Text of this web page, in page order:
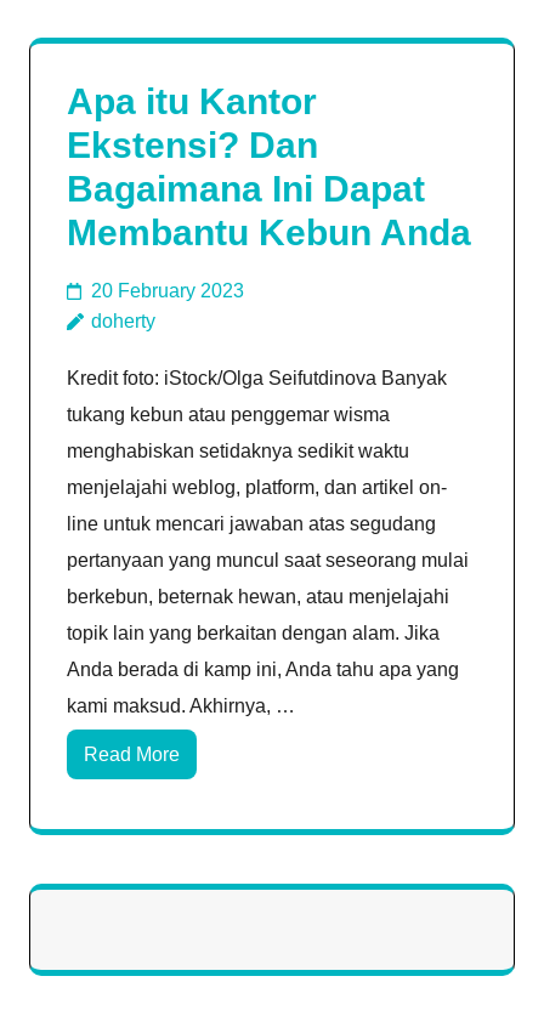
Apa itu Kantor
Ekstensi? Dan
Bagaimana Ini Dapat
Membantu Kebun Anda
20 February 2023
doherty
Kredit foto: iStock/Olga Seifutdinova Banyak
tukang kebun atau penggemar wisma
menghabiskan setidaknya sedikit waktu
menjelajahi weblog, platform, dan artikel on-
line untuk mencari jawaban atas segudang
pertanyaan yang muncul saat seseorang mulai
berkebun, beternak hewan, atau menjelajahi
topik lain yang berkaitan dengan alam. Jika
Anda berada di kamp ini, Anda tahu apa yang
kami maksud. Akhirnya, …
Read More